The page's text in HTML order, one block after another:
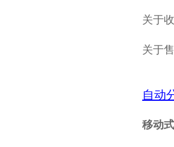
关于
关于
自动
移动